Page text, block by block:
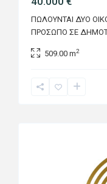
ΠΩΛΟΥΝΤΑΙ ΔΥΟ
ΠΡΟΣΩΠΟ ΣΕ
509.00 m2